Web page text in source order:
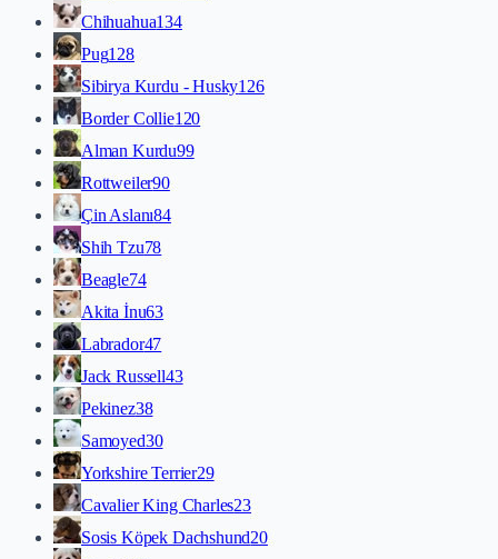
Chihuahua134
Pug128
Sibirya Kurdu - Husky126
Border Collie120
Alman Kurdu99
Rottweiler90
Çin Aslanı84
Shih Tzu78
Beagle74
Akita İnu63
Labrador47
Jack Russell43
Pekinez38
Samoyed30
Yorkshire Terrier29
Cavalier King Charles23
Sosis Köpek Dachshund20